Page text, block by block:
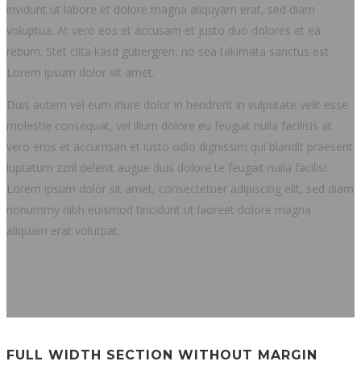
invidunt ut labore et dolore magna aliquyam erat, sed diam
voluptua. At vero eos et accusam et justo duo dolores et ea
rebum. Stet clita kasd gubergren, no sea takimata sanctus est
Lorem ipsum dolor sit amet.
Duis autem vel eum iriure dolor in hendrerit in vulputate velit esse
molestie consequat, vel illum dolore eu feugiat nulla facilisis at
vero eros et accumsan et iusto odio dignissim qui blandit praesent
luptatum zzril delenit augue duis dolore te feugait nulla facilisi.
Lorem ipsum dolor sit amet, consectetuer adipiscing elit, sed diam
nonummy nibh euismod tincidunt ut laoreet dolore magna
aliquam erat volutpat.
FULL WIDTH SECTION WITHOUT MARGIN